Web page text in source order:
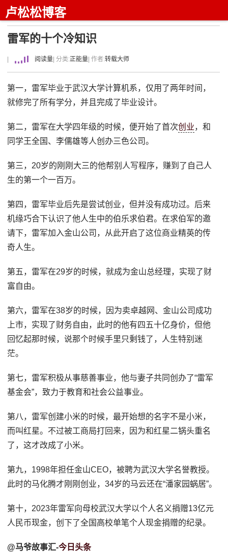
卢松松博客
雷军的十个冷知识
阅读量 | 分类:正能量 | 作者:转载大师
第一，雷军毕业于武汉大学计算机系，仅用了两年时间，
就修完了所有学分，并且完成了毕业设计。
第二，雷军在大学四年级的时候，便开始了首次创业，和
同学王全国、李儒雄等人创办三色公司。
第三，20岁的刚刚大三的他帮别人写程序，赚到了自己人
生的第一个一百万。
第四，雷军毕业后先是尝试创业，但并没有成功过。后来
机缘巧合下认识了他人生中的伯乐求伯君。在求伯军的邀
请下，雷军加入金山公司，从此开启了这位商业精英的传
奇人生。
第五，雷军在29岁的时候，就成为金山总经理，实现了财
富自由。
第六，雷军在38岁的时候，因为卖卓越网、金山公司成功
上市，实现了财务自由，此时的他有四五十亿身价，但他
回忆起那时候，说那个时候手里只剩钱了，人生特别迷
茫。
第七，雷军积极从事慈善事业，他与妻子共同创办了“雷军
基金会”，致力于教育和社会公益事业。
第八，雷军创建小米的时候，最开始想的名字不是小米，
而叫红星。不过被工商局打回来，因为和红星二锅头重名
了，这才改成了小米。
第九，1998年担任金山CEO，被聘为武汉大学名誉教授。
此时的马化腾才刚刚创业，34岁的马云还在“潘家园蜗居”。
第十，2023年雷军向母校武汉大学以个人名义捐赠13亿元
人民币现金，创下了全国高校单笔个人现金捐赠的纪录。
@马爷故事汇-今日头条